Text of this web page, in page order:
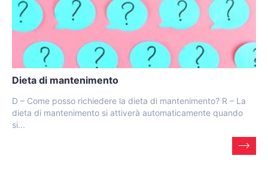
Dieta di mantenimento
D – Come posso richiedere la dieta di mantenimento? R – La
dieta di mantenimento si attiverà automaticamente quando
si...